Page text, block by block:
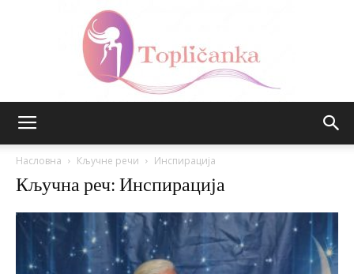
Насловна Кључне речи Инспирација
Кључна реч: Инспирација